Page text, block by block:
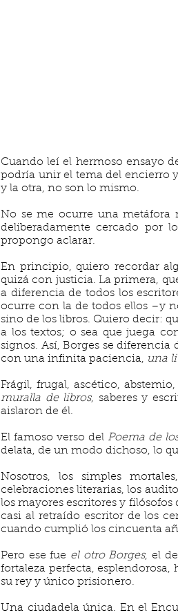
Cuando leí el hermoso ensayo
podría unir el tema del encierro
y la otra, no son lo mismo.
No se me ocurre una metáfora
deliberadamente cercado por
propongo aclarar.
En principio, quiero recordar
quizá con justicia. La primera,
a diferencia de todos los
ocurre con la de todos ellos –y
sino de los libros. Quiero decir:
a los textos; o sea que juega
signos. Así, Borges se
con una infinita paciencia, una
Frágil, frugal, ascético,
muralla de libros, saberes y
aislaron de él.
El famoso verso del Poema de
delata, de un modo dichoso, lo
Nosotros, los simples
celebraciones literarias, los
los mayores escritores y
casi al retraído escritor de los
cuando cumplió los cincuenta
Pero ese fue el otro Borges, el
fortaleza perfecta,
su rey y único prisionero.
Una ciudadela única. En el